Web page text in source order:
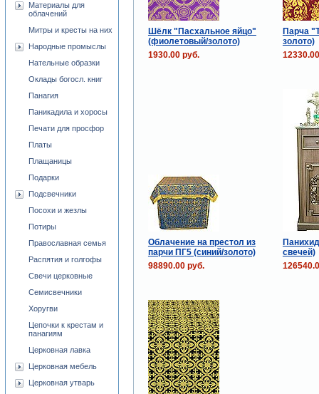
Шёлк "Пасхальное яйцо"
(фиолетовый/золото)
Парча
золото)
1930.00 руб.
Облачение на престол из
парчи ПГ5 (синий/золото)
свечей)
98890.00 руб.
Материалы для
облачений
Митры и кресты на них
Народные промыслы
Нательные образки
Оклады богосл. книг
Панагия
Паникадила и хоросы
Печати для просфор
Платы
Плащаницы
Подарки
Подсвечники
Посохи и жезлы
Потиры
Православная семья
Распятия и голгофы
Свечи церковные
Семисвечники
Хоругви
Цепочки к крестам и
панагиям
Церковная лавка
Церковная мебель
Церковная утварь